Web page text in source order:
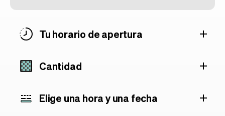
Tu horario de apertura
Cantidad
Elige una hora y una fecha